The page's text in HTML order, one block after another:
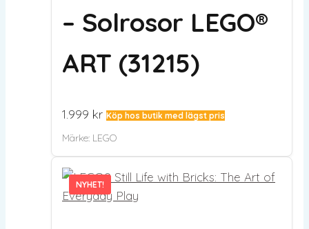
– Solrosor LEGO®
ART (31215)
1.999 kr Köp hos butik med lägst pris
Märke: LEGO
NYHET!
NYHET!